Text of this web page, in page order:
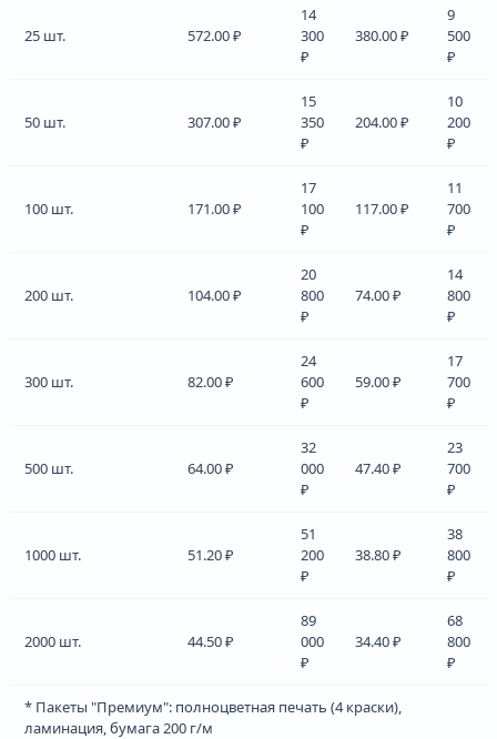
25 шт. 572.00 ₽
14
300
₽
380.00 ₽
9
500
₽
50 шт. 307.00 ₽
15
350
₽
204.00 ₽
10
200
₽
100 шт. 171.00 ₽
17
100
₽
117.00 ₽
11
700
₽
200 шт. 104.00 ₽
20
800
₽
74.00 ₽
14
800
₽
300 шт. 82.00 ₽
24
600
₽
59.00 ₽
17
700
₽
500 шт. 64.00 ₽
32
000
₽
47.40 ₽
23
700
₽
1000 шт. 51.20 ₽
51
200
₽
38.80 ₽
38
800
₽
2000 шт. 44.50 ₽
89
000
₽
34.40 ₽
68
800
₽
* Пакеты "Премиум": полноцветная печать (4 краски),
ламинация, бумага 200 г/м